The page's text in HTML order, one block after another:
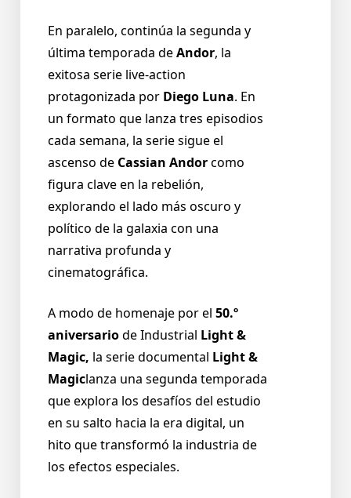
En paralelo, continúa la segunda y
última temporada deAndor, la
exitosa serie live-action
protagonizada por Diego Luna. En
un formato que lanza tres episodios
cada semana, la serie sigue el
ascenso de Cassian Andorcomo
figura clave en la rebelión,
explorando el lado más oscuro y
político de la galaxia con una
narrativa profunda y
cinematográfica.
A modo de homenaje por el 50.º
aniversariode Industrial Light &
Magic, la serie documental Light &
Magiclanza una segunda temporada
que explora los desafíos del estudio
en su salto hacia la era digital, un
hito que transformó la industria de
los efectos especiales.